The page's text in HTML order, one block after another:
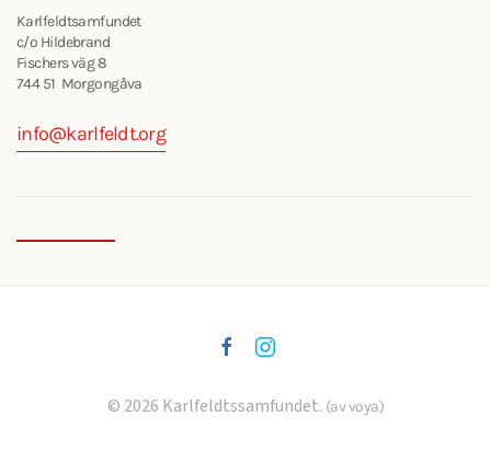
Karlfeldtsamfundet
c/o Hildebrand
Fischers väg 8
744 51 Morgongåva
info@karlfeldt.org
© 2026 Karlfeldtssamfundet. (av voya)